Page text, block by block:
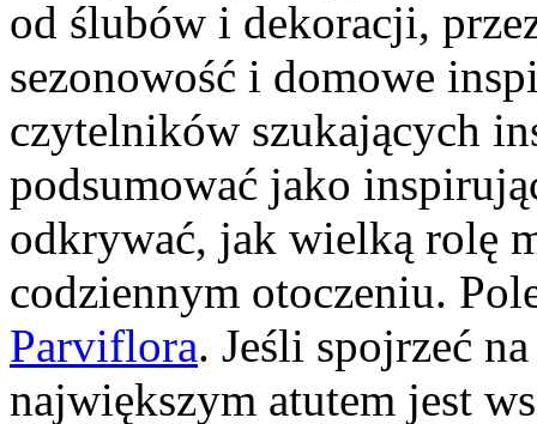
od ślubów i dekoracji,
sezonowość i domowe
czytelników szukających
podsumować jako
odkrywać, jak wielką rolę
codziennym otoczeniu.
Parviflora. Jeśli spojrzeć
największym atutem jest